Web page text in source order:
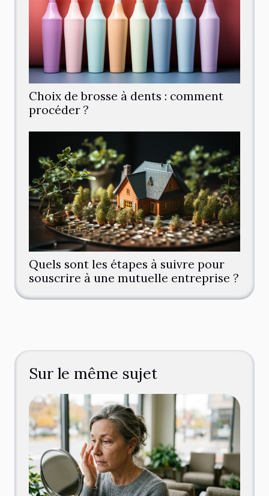
Choix de brosse à dents : comment
procéder ?
Quels sont les étapes à suivre pour
souscrire à une mutuelle entreprise ?
Sur le même sujet